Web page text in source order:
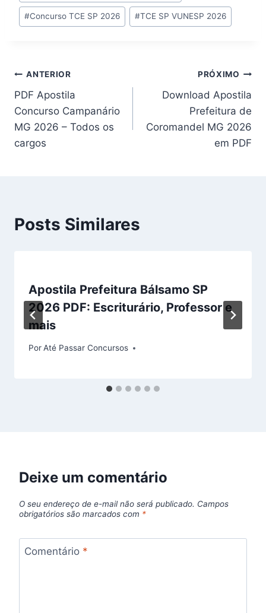
#Concurso TCE SP 2026 #TCE SP VUNESP 2026
Navegação
de
Post
ANTERIOR
PDF Apostila
Concurso Campanário
MG 2026 – Todos os
cargos
PRÓXIMO
Download Apostila
Prefeitura de
Coromandel MG 2026
em PDF
Posts Similares
Apostila Prefeitura Bálsamo SP
2026 PDF: Escriturário, Professor e
mais
PorAté Passar Concursos
Deixe um comentário
O seu endereço de e-mail não será publicado. Campos
obrigatórios são marcados com *
Comentário *